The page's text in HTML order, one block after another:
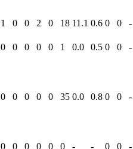
1 0 0 2 0 18 11.1 0.6 0 0
-
0 0 0 0 0 1 0.0 0.5 0 0
-
0 0 0 0 0 35 0.0 0.8 0 0
-
0 0 0 0 0 0 - - 0 0
-